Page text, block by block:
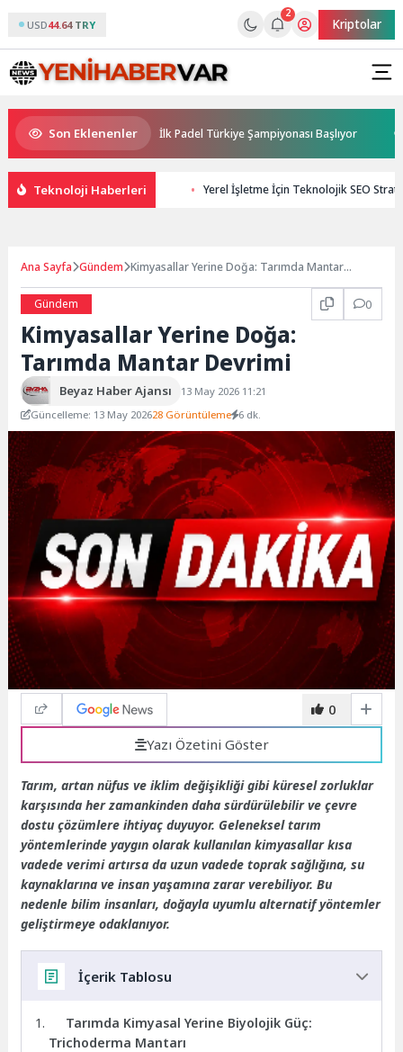
USD44.64 TRY
2
Kriptolar
Son Eklenenler
Türkiye’nin İlk Padel Türkiye Şampiyonası Başlıyor
Teknoloji Haberleri Yerel İşletme İçin Teknolojik SEO
Ana Sayfa Gündem Kimyasallar Yerine Doğa: Tarımda Mantar
Gündem
0
Kimyasallar Yerine Doğa:
Tarımda Mantar Devrimi
Beyaz Haber Ajansı
13 May 2026 11:21
Güncelleme: 13 May 202628 Görüntüleme 6 dk.
0
Yazı Özetini Göster
Tarım, artan nüfus ve iklim değişikliği gibi küresel zorluklar
karşısında her zamankinden daha sürdürülebilir ve çevre
dostu çözümlere ihtiyaç duyuyor. Geleneksel tarım
yöntemlerinde yaygın olarak kullanılan kimyasallar kısa
vadede verimi artırsa da uzun vadede toprak sağlığına, su
kaynaklarına ve insan yaşamına zarar verebiliyor. Bu
nedenle bilim insanları, doğayla uyumlu alternatif yöntemler
geliştirmeye odaklanıyor.
İçerik Tablosu
Tarımda Kimyasal Yerine Biyolojik Güç:
Trichoderma Mantarı